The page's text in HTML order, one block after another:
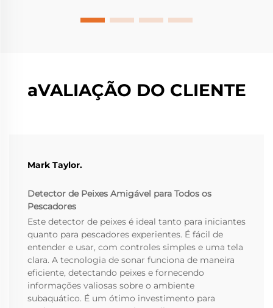
aVALIAÇÃO DO CLIENTE
Mark Taylor.
Detector de Peixes Amigável para Todos os
Pescadores
Este detector de peixes é ideal tanto para iniciantes
quanto para pescadores experientes. É fácil de
entender e usar, com controles simples e uma tela
clara. A tecnologia de sonar funciona de maneira
eficiente, detectando peixes e fornecendo
informações valiosas sobre o ambiente
subaquático. É um ótimo investimento para